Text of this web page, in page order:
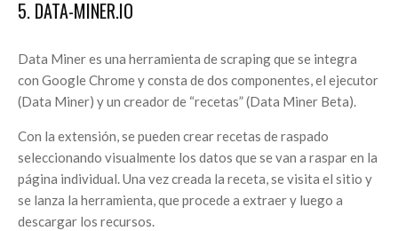
5. DATA-MINER.IO
Data Miner es una herramienta de scraping que se integra
con Google Chrome y consta de dos componentes, el ejecutor
(Data Miner) y un creador de “recetas” (Data Miner Beta).
Con la extensión, se pueden crear recetas de raspado
seleccionando visualmente los datos que se van a raspar en la
página individual. Una vez creada la receta, se visita el sitio y
se lanza la herramienta, que procede a extraer y luego a
descargar los recursos.